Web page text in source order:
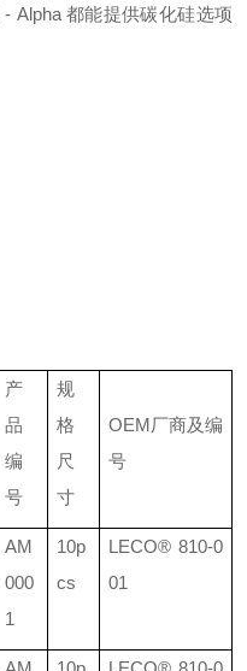
- Alpha 都能提供碳化硅选项
产
品
编
号
规
格
尺
寸
OEM厂商及编
号
AM
000
1
10p
cs
LECO® 810-0
01